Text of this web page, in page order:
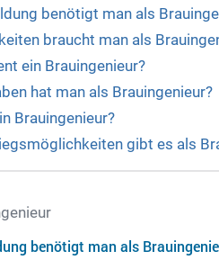
benötigt man als
braucht man als
ein Brauingenieur?
hat man als Brauingenieur?
Brauingenieur?
gibt es als
benötigt man als